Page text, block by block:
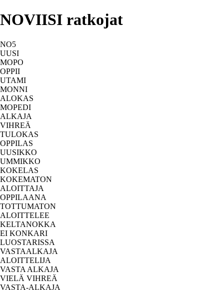
NOVIISI ratkojat
NO5
UUSI
MOPO
OPPII
UTAMI
MONNI
ALOKAS
MOPEDI
ALKAJA
VIHREÄ
TULOKAS
OPPILAS
UUSIKKO
UMMIKKO
KOKELAS
KOKEMATON
ALOITTAJA
OPPILAANA
TOTTUMATON
ALOITTELEE
KELTANOKKA
EI KONKARI
LUOSTARISSA
VASTAALKAJA
ALOITTELIJA
VASTA ALKAJA
VIELÄ VIHREÄ
VASTA-ALKAJA